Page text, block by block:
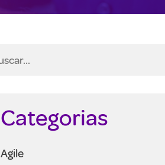
Categorias
Agile